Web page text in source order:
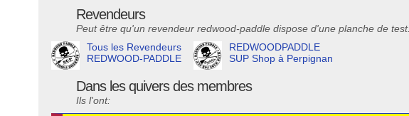
Revendeurs
Peut être qu'un revendeur redwood-paddle dispose d'une planche de test.
Tous les Revendeurs
REDWOOD-PADDLE
REDWOODPADDLE
SUP Shop à Perpignan
Dans les quivers des membres
Ils l'ont: